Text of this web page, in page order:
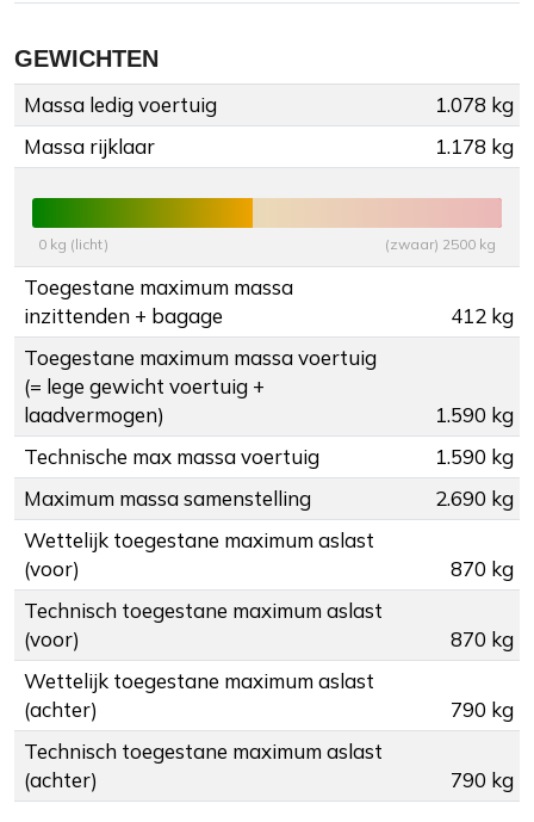
GEWICHTEN
Massa ledig voertuig
1.078 kg
Massa rijklaar
1.178 kg
0 kg (licht) (zwaar) 2500 kg
Toegestane maximum massa
inzittenden + bagage
412 kg
Toegestane maximum massa voertuig
(= lege gewicht voertuig +
laadvermogen)
1.590 kg
Technische max massa voertuig
1.590 kg
Maximum massa samenstelling
2.690 kg
Wettelijk toegestane maximum aslast
(voor)
870 kg
Technisch toegestane maximum aslast
(voor)
870 kg
Wettelijk toegestane maximum aslast
(achter)
790 kg
Technisch toegestane maximum aslast
(achter)
790 kg